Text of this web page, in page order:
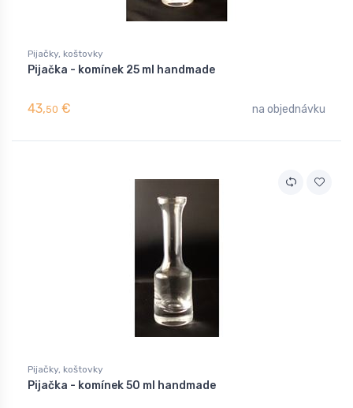
Pijačky, koštovky
Pijačka - komínek 25 ml handmade
43,50 € na objednávku
Pijačky, koštovky
Pijačka - komínek 50 ml handmade